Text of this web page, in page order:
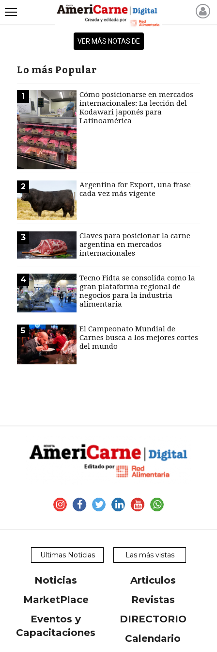
NOTICIAS RECIENTES
NOTICIAS
PRODUCCIÓN
PROCESO
PRODUCTO
NUEVOS PRODUCTOS
MARKETPLACE
REVISTAS
REVISTAS
CATÁLOGO DE CORTES
DE CARNE VACUNA
CAPACITACIONES
DIRECTORIO
MEDIA KIT
SERVICIOS
CONDICIONES
POLÍTICAS
VER MÁS NOTAS DE
Lo más Popular
1
Cómo posicionarse en mercados
internacionales: La lección del
Kodawari japonés para
Latinoamérica
2
Argentina for Export, una frase
cada vez más vigente
3
Claves para posicionar la carne
argentina en mercados
internacionales
4
Tecno Fidta se consolida como la
gran plataforma regional de
negocios para la industria
alimentaria
5
El Campeonato Mundial de
Carnes busca a los mejores cortes
del mundo
Ultimas Noticias Las más vistas
Noticias
Articulos
MarketPlace
Revistas
Eventos y
Capacitaciones
DIRECTORIO
Calendario